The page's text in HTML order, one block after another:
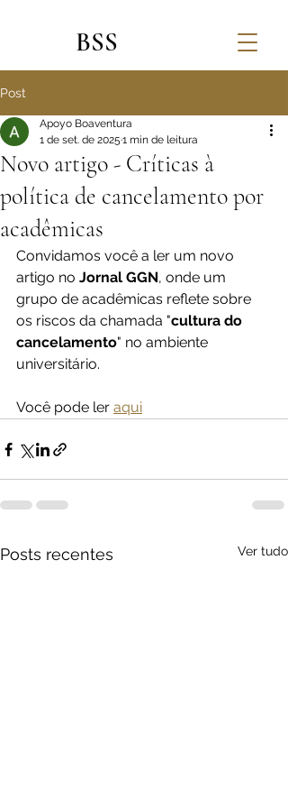
BSS
Post
Novo artigo - Críticas à
política de cancelamento por
acadêmicas
Apoyo Boaventura
1 de set. de 2025 1 min de leitura
Convidamos você a ler um novo
artigo no Jornal GGN, onde um
grupo de acadêmicas reflete sobre
os riscos da chamada "cultura do
cancelamento" no ambiente
universitário.
Você pode ler aqui
Posts recentes Ver tudo